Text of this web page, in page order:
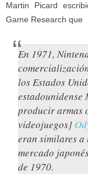
Martin Picard
Game Research que
En 1971,
los Estados
producir armas
videojuegos]
eran similares
mercado
de 1970.